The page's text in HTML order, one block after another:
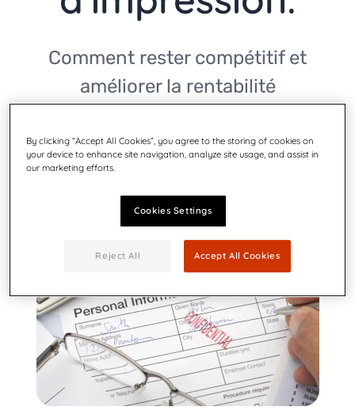
Comment rester compétitif et
améliorer la rentabilité
mardi 11e mars 2025 |Print Service Providers, MRS High,
Direction, Salle de Courrier, Opérations
By clicking “Accept All Cookies”, you agree to the storing of cookies on
your device to enhance site navigation, analyze site usage, and assist in
our marketing efforts.
Cookies Settings
Reject All Accept All Cookies